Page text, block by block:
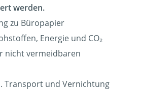
werden.
zu Büropapier
Energie und CO₂
nicht vermeidbaren
Transport und Vernichtung